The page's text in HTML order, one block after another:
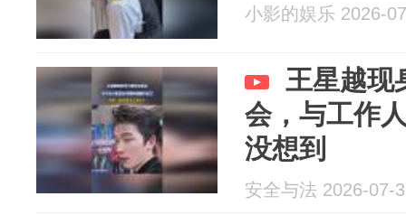
小影的娱乐 2026-
王星越现
会，与工作
没想到
安全与法 2026-07-